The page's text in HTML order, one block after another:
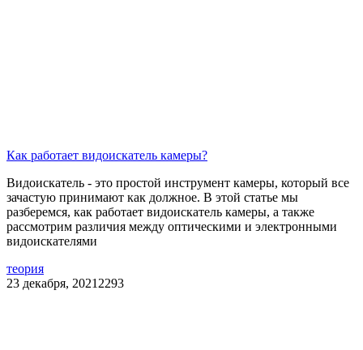
Как работает видоискатель камеры?
Видоискатель - это простой инструмент камеры, который все
зачастую принимают как должное. В этой статье мы
разберемся, как работает видоискатель камеры, а также
рассмотрим различия между оптическими и электронными
видоискателями
теория
23 декабря, 2021 2293